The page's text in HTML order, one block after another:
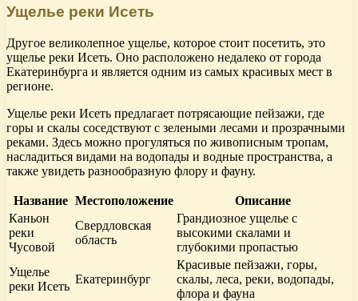
Ущелье реки Исеть
Другое великолепное ущелье, которое стоит посетить, это
ущелье реки Исеть. Оно расположено недалеко от города
Екатеринбурга и является одним из самых красивых мест в
регионе.
Ущелье реки Исеть предлагает потрясающие пейзажи, где
горы и скалы соседствуют с зелеными лесами и прозрачными
реками. Здесь можно прогуляться по живописным тропам,
насладиться видами на водопады и водные пространства, а
также увидеть разнообразную флору и фауну.
Название Местоположение
Описание
Каньон
реки
Чусовой
Свердловская
область
Грандиозное ущелье с
высокими скалами и
глубокими пропастью
Ущелье
реки Исеть
Екатеринбург
Красивые пейзажи, горы,
скалы, леса, реки, водопады,
флора и фауна